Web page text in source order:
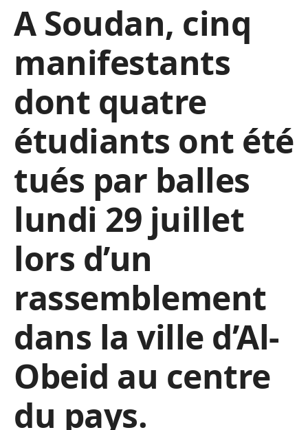
A Soudan, cinq
manifestants
dont quatre
étudiants ont été
tués par balles
lundi 29 juillet
lors d’un
rassemblement
dans la ville d’Al-
Obeid au centre
du pays.